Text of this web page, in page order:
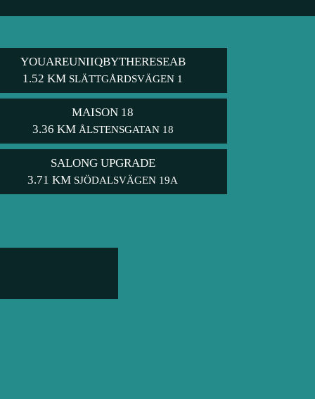
YOUAREUNIIQBYTHERESEAB
1.52 KM SLÄTTGÅRDSVÄGEN 1
MAISON 18
3.36 KM ÅLSTENSGATAN 18
SALONG UPGRADE
3.71 KM SJÖDALSVÄGEN 19A